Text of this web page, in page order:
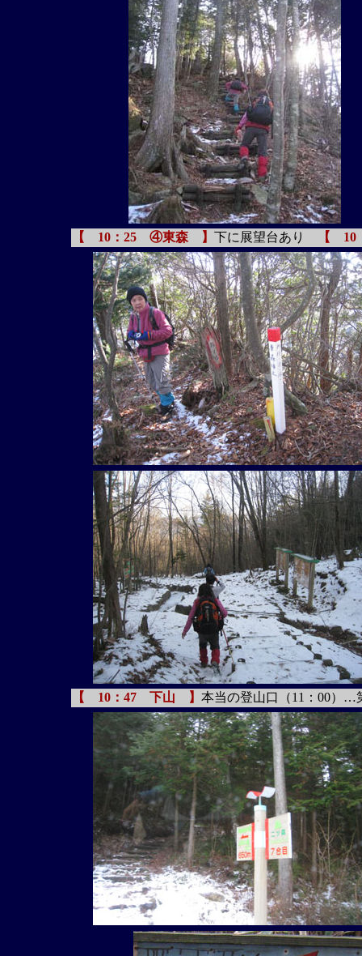
【 10：25 ④東森 】 下に展望台あり 【
【 10：47 下山 】 本当の登山口（11：00）…